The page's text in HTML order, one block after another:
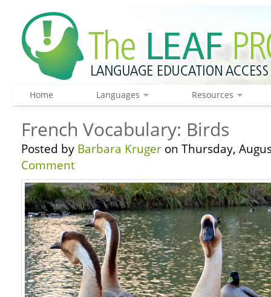
Home Languages Resources
French Vocabulary: Birds
Posted by Barbara Kruger on Thursday,
Comment